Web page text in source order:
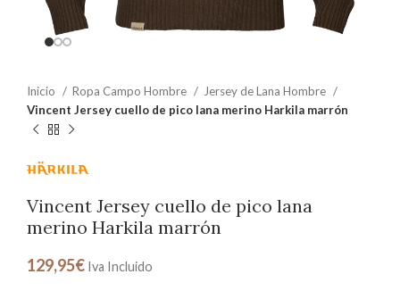
Inicio Ropa Campo Hombre
Jersey de Lana Hombre
Vincent Jersey cuello de pico lana merino Harkila marrón
Vincent Jersey cuello de pico lana
merino Harkila marrón
129,95€ Iva Incluido